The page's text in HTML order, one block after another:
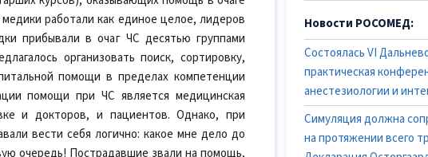
работали как единое целое, лидеров
прибывали в очаг ЧС десятью группами
организовать поиск, сортировку,
помощи в пределах компетенции
помощи при ЧС является медицинская
и докторов, и пациентов. Однако, при
вести себя логично: какое мне дело до
очередь! Пострадавшие звали на помощь,
Новости РОСОМЕД:
Состоялась VI
практическая
анестезиологии и
Симуляция должна
на протяжении всего